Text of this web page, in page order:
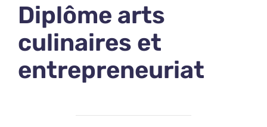
Diplôme arts
culinaires et
entrepreneuriat